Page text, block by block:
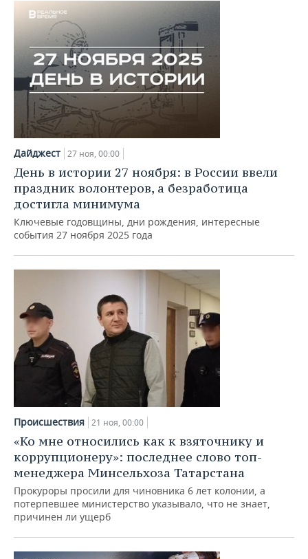
Дайджест 27 ноя, 00:00
День в истории 27 ноября: в России ввели
праздник волонтеров, а безработица
достигла минимума
Ключевые годовщины, дни рождения, интересные
события 27 ноября 2025 года
Происшествия 21 ноя, 00:00
«Ко мне относились как к взяточнику и
коррупционеру»: последнее слово топ-
менеджера Минсельхоза Татарстана
Прокуроры просили для чиновника 6 лет колонии, а
потерпевшее министерство указывало, что не знает,
причинен ли ущерб